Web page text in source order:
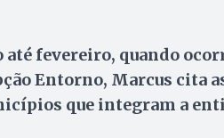
fevereiro, quando
Entorno, Marcus cita
que integram a